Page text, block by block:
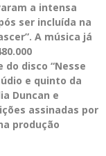
a intensa
ser incluída na
A música já
disco “Nesse
e quinto da
Duncan e
assinadas por
produção